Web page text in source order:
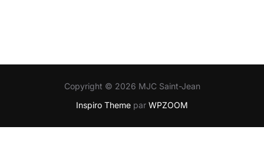
Copyright © 2026 MJC Saint-Jean
Inspiro Theme par WPZOOM